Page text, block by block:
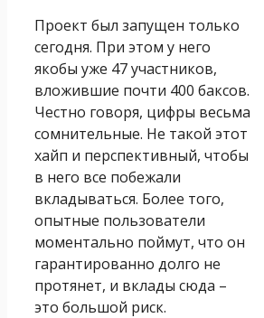
Проект был запущен только
сегодня. При этом у него
якобы уже 47 участников,
вложившие почти 400 баксов.
Честно говоря, цифры весьма
сомнительные. Не такой этот
хайп и перспективный, чтобы
в него все побежали
вкладываться. Более того,
опытные пользователи
моментально поймут, что он
гарантированно долго не
протянет, и вклады сюда –
это большой риск.